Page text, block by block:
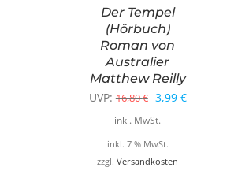
Der Tempel
(Hörbuch)
Roman von
Australier
Matthew Reilly
UVP: 16,80€ Ursprünglicher
Preis
war:
16,80 €
3,99 €Aktueller
inkl. MwSt.
inkl. 7 % MwSt.
zzgl.Versandkosten